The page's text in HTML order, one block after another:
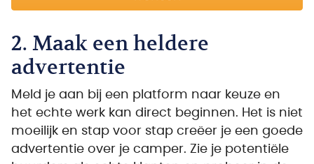
2. Maak een heldere
advertentie
Meld je aan bij een platform naar keuze en
het echte werk kan direct beginnen. Het is niet
moeilijk en stap voor stap creëer je een goede
advertentie over je camper. Zie je potentiële